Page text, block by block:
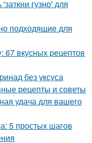
гузно' для
подходящие для
вкусных рецептов
без уксуса
рецепты и советы
удача для вашего
5 простых шагов